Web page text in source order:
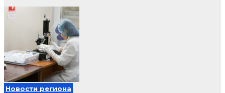
Новости региона